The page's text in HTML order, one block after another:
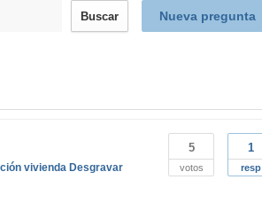
Nueva pregunta
Buscar
5
votos
1
resp
vivienda Desgravar